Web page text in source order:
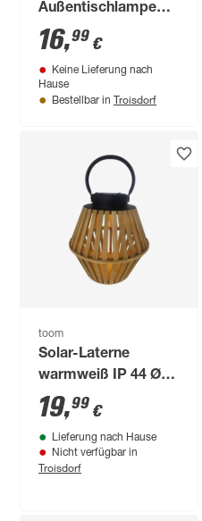
Außentischlampe
warmweiß IP 44 Ø
23 x 19,5 cm
16,99 €
Keine Lieferung nach
Hause
Bestellbar in Troisdorf
toom
Solar-Laterne
warmweiß IP 44 Ø
22,5 x 24 cm
19,99 €
Lieferung nach Hause
Nicht verfügbar in
Troisdorf